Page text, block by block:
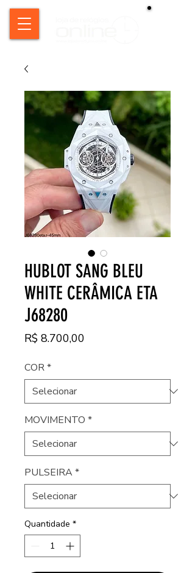
HUBLOT SANG BLEU
WHITE CERÂMICA ETA
J68280
R$ 8.700,00
COR*
MOVIMENTO *
PULSEIRA*
Quantidade *